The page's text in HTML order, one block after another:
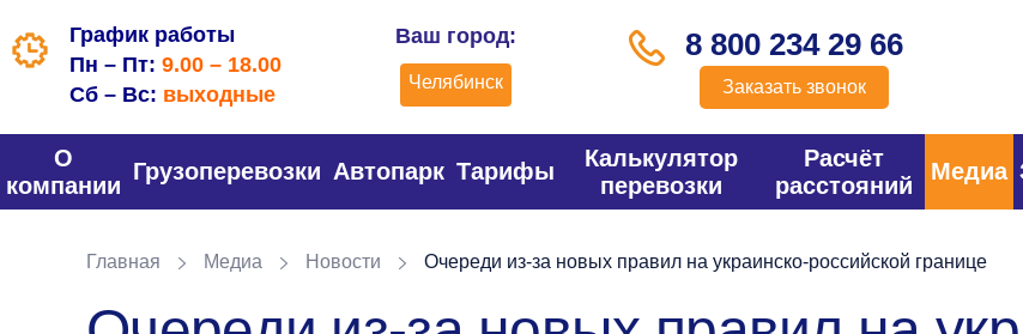
График работы
Пн – Пт: 9.00 – 18.00
Сб – Вс: выходные
Ваш город:
Челябинск
8 800 234 29 66
Заказать звонок
О
компании
Грузоперевозки Автопарк Тарифы
Калькулятор
перевозки
Расчёт
расстояний
Медиа
Главная Медиа Новости Очереди из-за новых правил на украинско-российской границе